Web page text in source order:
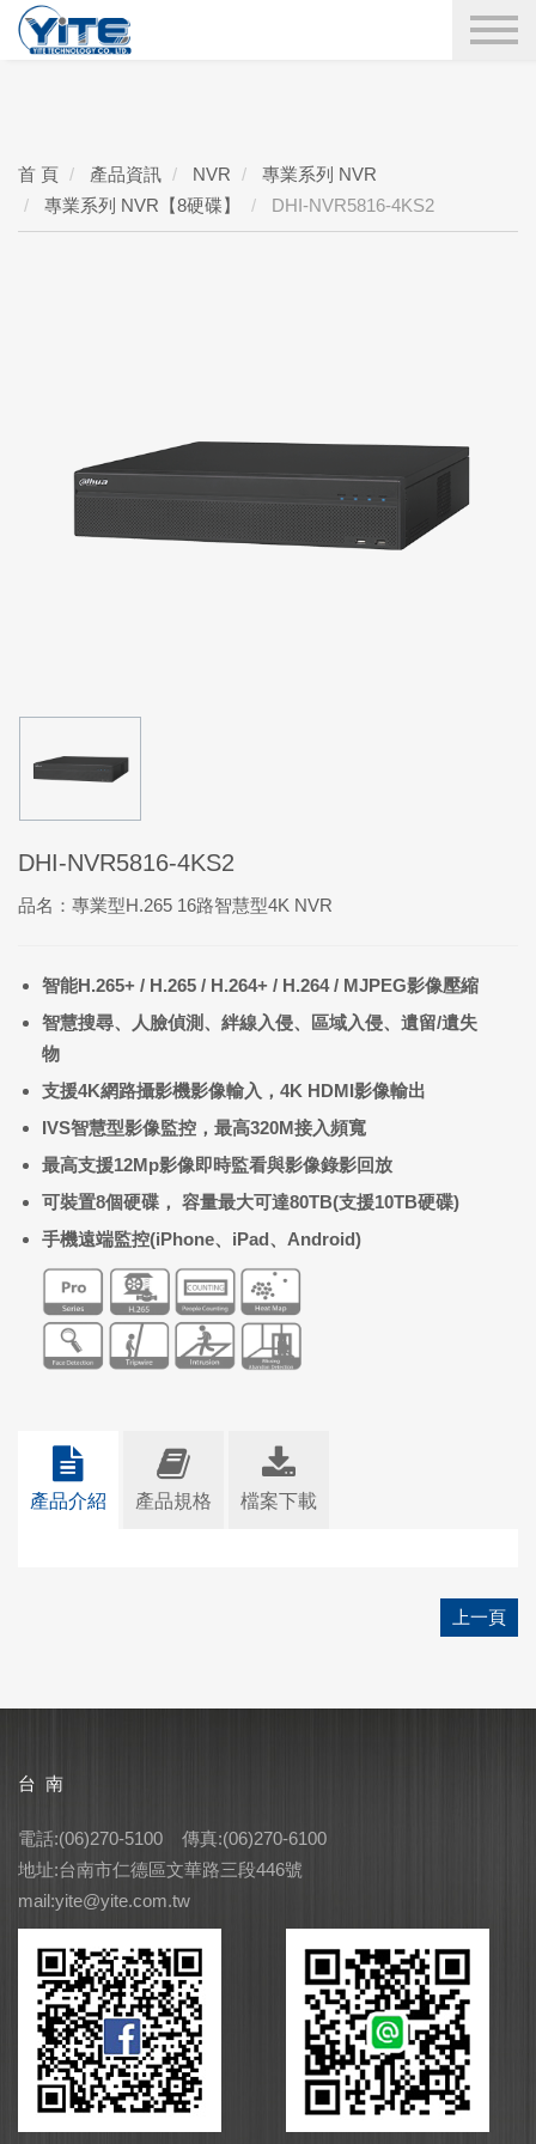
YITE Technology
首 頁 產品資訊 NVR
專業系列 NVR
專業系列 NVR【8硬碟】
DHI-NVR5816-4KS2
DHI-NVR5816-4KS2
品名：專業型H.265 16路智慧型4K NVR
智能H.265+ / H.265 / H.264+ / H.264 / MJPEG影像壓縮
智慧搜尋、人臉偵測、絆線入侵、區域入侵、遺留/遺失
物
支援4K網路攝影機影像輸入，4K HDMI影像輸出
IVS智慧型影像監控， 最高320M接入頻寬
最高支援12Mp影像即時監看與影像錄影回放
可裝置8個硬碟， 容量最大可達80TB(支援10TB硬碟)
手機遠端監控(iPhone、iPad、Android)
產品介紹 產品規格 檔案下載
上一頁
台 南
電話:(06)270-5100 傳真:(06)270-6100
地址:台南市仁德區文華路三段446號
mail:yite@yite.com.tw